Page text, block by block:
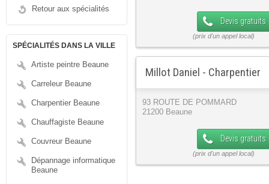
Retour aux spécialités
SPÉCIALITÉS DANS LA VILLE
Artiste peintre Beaune
Carreleur Beaune
Charpentier Beaune
Chauffagiste Beaune
Couvreur Beaune
Dépannage informatique
Beaune
Devis gratuits
Millot Daniel - Charpentier
93 ROUTE DE POMMARD
21200 Beaune
Devis gratuits